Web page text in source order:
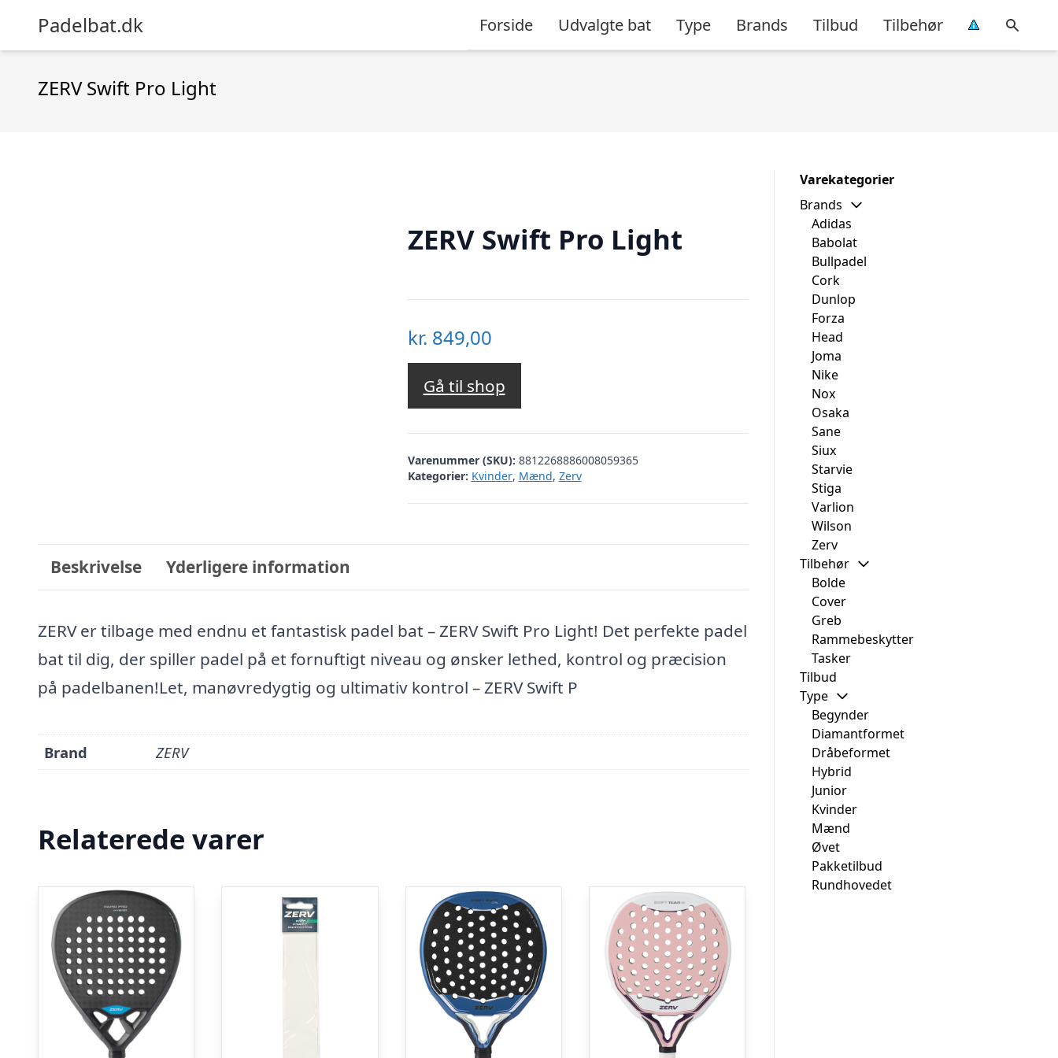
Padelbat.dk Forside Udvalgte bat Type Brands Tilbud Tilbehør
ZERV Swift Pro Light
ZERV Swift Pro Light
kr. 849,00
Gå til shop
Varenummer (SKU): 8812268886008059365
Kategorier: Kvinder, Mænd, Zerv
Beskrivelse Yderligere information
ZERV er tilbage med endnu et fantastisk padel bat – ZERV Swift Pro Light! Det perfekte padel
bat til dig, der spiller padel på et fornuftigt niveau og ønsker lethed, kontrol og præcision
på padelbanen!Let, manøvredygtig og ultimativ kontrol – ZERV Swift P
Brand ZERV
Relaterede varer
Varekategorier
Brands
Adidas
Babolat
Bullpadel
Cork
Dunlop
Forza
Head
Joma
Nike
Nox
Osaka
Sane
Siux
Starvie
Stiga
Varlion
Wilson
Zerv
Tilbehør
Bolde
Cover
Greb
Rammebeskytter
Tasker
Tilbud
Type
Begynder
Diamantformet
Dråbeformet
Hybrid
Junior
Kvinder
Mænd
Øvet
Pakketilbud
Rundhovedet